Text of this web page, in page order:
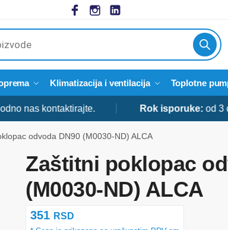
Klimatizacija i ventilacija Toplotne
kontaktirajte. Rok isporuke:od 3 do 5
odvoda DN90 (M0030-ND) ALCA
Zaštitni poklopac
(M0030-ND) ALCA
351 RSD